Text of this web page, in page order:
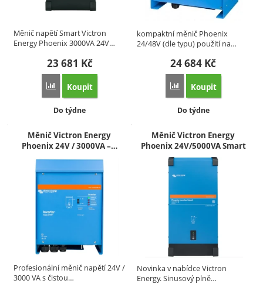
Měnič napětí Smart Victron
Energy Phoenix 3000VA 24V…
23 681 Kč
Přidat 'Měnič Victron Energy Phoenix 24V/3000VA Smart' k
Koupit
Dostupnost:
Do týdne
kompaktní měnič Phoenix
24/48V (dle typu) použití na…
24 684 Kč
Přidat 'Měnič Victron
Koupit
Dostupnost:
Do týdne
Měnič Victron Energy
Phoenix 24V / 3000VA –…
Profesionální měnič napětí 24V /
3000 VA s čistou…
Měnič Victron Energy
Phoenix 24V/5000VA Smart
Novinka v nabídce Victron
Energy. Sinusový plně…